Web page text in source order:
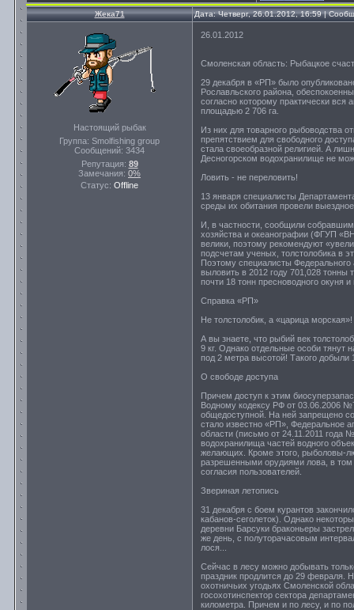
Жека71 Дата: Четверг, 26.01.2012, 16:59 |
Настоящий рыбак
Группа: Smolfishing group
Сообщений: 3434
Репутация: 89
Замечания: 0%
Статус: Offline
26.01.2012
Смоленская область: Рыбацкое
29 декабря в «РП» было
Рославльского района,
согласно которому практически
площадью 2 706 га.
Из них для товарного рыбоводства
препятствием для свободного
стала своеобразной религией. А
Десногорском водохранилище не
Ловить - не переловить!
13 января специалисты
среды их обитания провели
И, в частности, сообщили
хозяйства и океанографии (ФГУП
велики, поэтому рекомендуют
подсчетам ученых, толстолобика в
Поэтому специалисты
выловить в 2012 году 701,028 тонны
почти 18 тонн пресноводного окуня
Справка «РП»
Не толстолобик, а «царица морская»!
А вы знаете, что рыбий век
9 кг. Однако отдельные особи тянут
под 2 метра высотой! Такого добыли
О свободе доступа
Причем доступ к этим
Водному кодексу РФ от 03.06.2006
общедоступной. На ней запрещено
стало известно «РП», Федеральное
области (письмо от 24.11.2011 года
водохранилища частей водного
желающих. Кроме этого, рыболовы-
разрешенными орудиями лова, в
согласия пользователей.
Звериная летопись
31 декабря с боем курантов
кабанов-сеголеток). Однако
деревни Барсуки браконьеры
же день, с полуторачасовым
лося...
Сейчас в лесу можно добывать
праздник продлится до 29 февраля.
охотничьих угодьях Смоленской
госохотинспектор сектора
километра. Причем и по лесу, и по